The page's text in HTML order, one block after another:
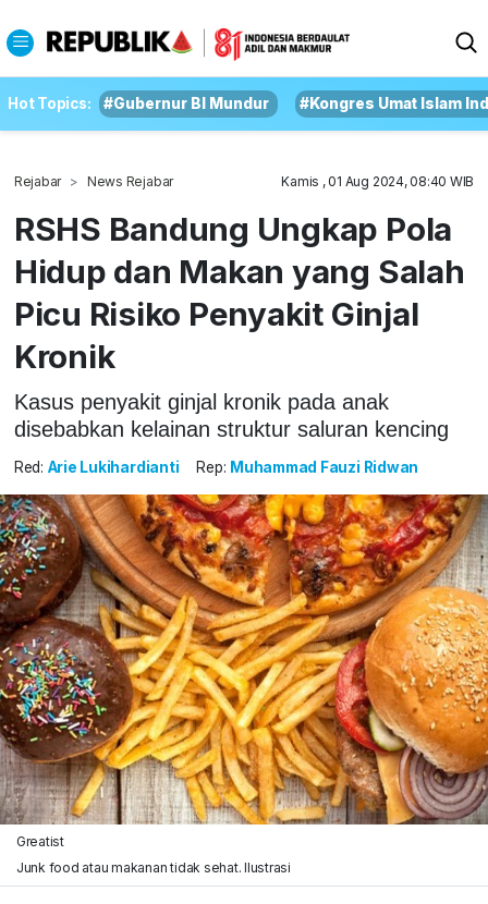
Hot Topics: #Gubernur BI Mundur #Kongres Umat Islam
Rejabar News Rejabar Kamis , 01 Aug 2024, 08:40 WIB
RSHS Bandung Ungkap Pola
Hidup dan Makan yang Salah
Picu Risiko Penyakit Ginjal
Kronik
Kasus penyakit ginjal kronik pada anak
disebabkan kelainan struktur saluran kencing
Red: Arie Lukihardianti Rep: Muhammad Fauzi Ridwan
Greatist
Junk food atau makanan tidak sehat. Ilustrasi